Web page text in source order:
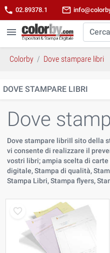
phone 02.89378.1 mail_outline
menu
Colorby Dove stampare libri
DOVE STAMPARE LIBRI
Dove
Dove stampare libriIl sito della
vi consente di realizzare il
vostri libri; ampia scelta di
digitale, Stampa di qualità,
Stampa Libri, Stampa flyers,